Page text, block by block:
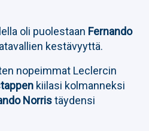
oli puolestaan Fernando
kestävyyttä.
nopeimmat Leclercin
kiilasi kolmanneksi
Norristäydensi